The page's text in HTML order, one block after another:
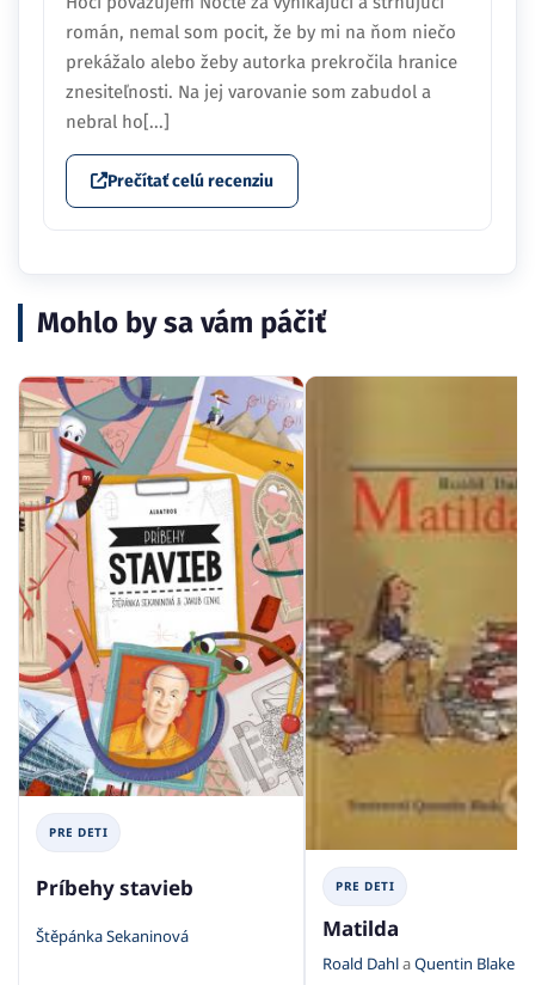
román, nemal som pocit, že by mi na ňom niečo
prekážalo alebo žeby autorka prekročila hranice
znesiteľnosti. Na jej varovanie som zabudol a
nebral ho[...]
Prečítať celú recenziu
Mohlo by sa vám páčiť
PRE DETI
Príbehy stavieb
Štěpánka Sekaninová
PRE DETI
Matilda
Roald DahlaQuentin Blake